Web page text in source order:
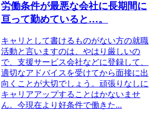
労働条件が最悪な会社に長期間に
亘って勤めていると…。
キャリとして書けるものがない方の就職
活動と言いますのは、やはり厳しいの
で、支援サービス会社などに登録して、
適切なアドバイスを受けてから面接に出
向くことが大切でしょう。頑張りなしに
キャリアアップすることはかないませ
ん。今現在より好条件で働きた...